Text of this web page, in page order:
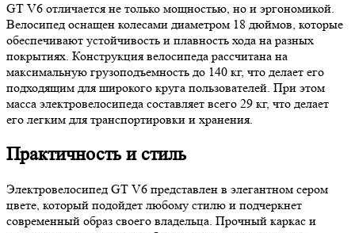
GT V6 отличается не только мощностью, но и эргономикой.
Велосипед оснащен колесами диаметром 18 дюймов, которые
обеспечивают устойчивость и плавность хода на разных
покрытиях. Конструкция велосипеда рассчитана на
максимальную грузоподъемность до 140 кг, что делает его
подходящим для широкого круга пользователей. При этом
масса электровелосипеда составляет всего 29 кг, что делает
его легким для транспортировки и хранения.
Практичность и стиль
Электровелосипед GT V6 представлен в элегантном сером
цвете, который подойдет любому стилю и подчеркнет
современный образ своего владельца. Прочный каркас и